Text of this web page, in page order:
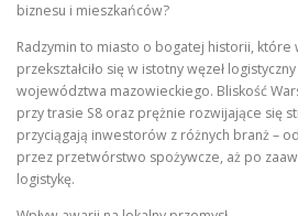
biznesu i mieszkańców?
Radzymin to miasto o bogatej historii, które
przekształciło się w istotny węzeł
województwa mazowieckiego. Bliskość
przy trasie S8 oraz prężnie rozwijające się
przyciągają inwestorów z różnych branż –
przez przetwórstwo spożywcze, aż po
logistykę.